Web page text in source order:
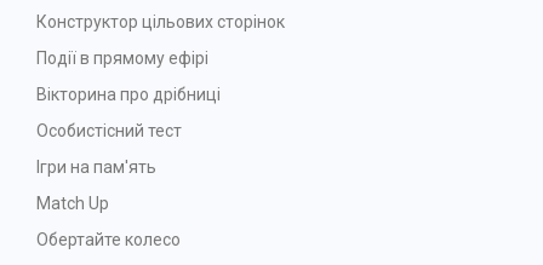
Конструктор цільових сторінок
Події в прямому ефірі
Вікторина про дрібниці
Особистісний тест
Ігри на пам'ять
Match Up
Обертайте колесо